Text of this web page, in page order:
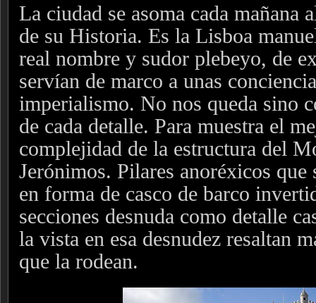
La ciudad se asoma cada mañana
de su Historia. Es la Lisboa
real nombre y sudor plebeyo, de
servían de marco a unas
imperialismo. No nos queda sino
de cada detalle. Para muestra el
complejidad de la estructura del
Jerónimos. Pilares anoréxicos que
en forma de casco de barco
secciones desnuda como detalle
la vista en esa desnudez resaltan
que la rodean.